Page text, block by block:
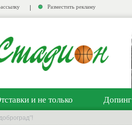
Разместить рекламу
и не только Допинг